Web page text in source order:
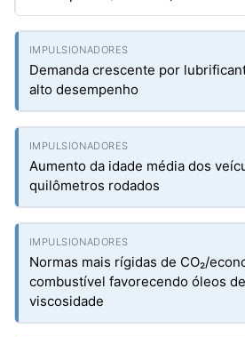
Demanda crescente por
alto desempenho
Aumento da idade média dos
quilômetros rodados
Normas mais rígidas de CO₂/
combustível favorecendo óleos
viscosidade